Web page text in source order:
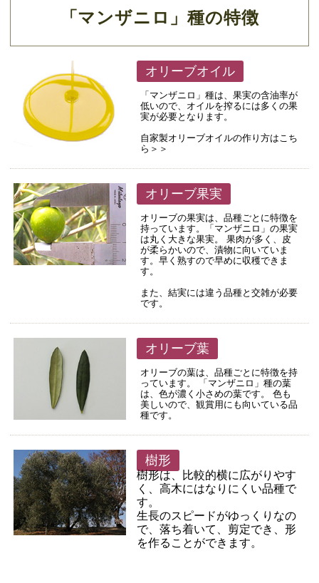
「マンザニロ」種の特徴
オリーブオイル
「マンザニロ」種は、果実の含油率が
低いので、オイルを搾るには多くの果
実が必要となります。
自家製オリーブオイルの作り方はこち
ら＞＞
オリーブ果実
オリーブの果実は、品種ごとに特徴を
持っています。「マンザニロ」の果実
は丸く大きな果実。 果肉が多く、皮
が柔らかいので、漬物に向いていま
す。早く熟すので早めに収穫できま
す。
また、結実には違う品種と交雑が必要
です。
オリーブ葉
オリーブの葉は、品種ごとに特徴を持
っています。 「マンザニロ」種の葉
は、色が濃く小さめの葉です。 色も
美しいので、観賞用にも向いている品
種です。
樹形
樹形は、比較的横に広がりやす
く、高木にはなりにくい品種で
す。
生長のスピードがゆっくりなの
で、落ち着いて、剪定でき、形
を作ることができます。